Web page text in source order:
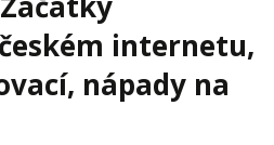
internetu,
nápady na